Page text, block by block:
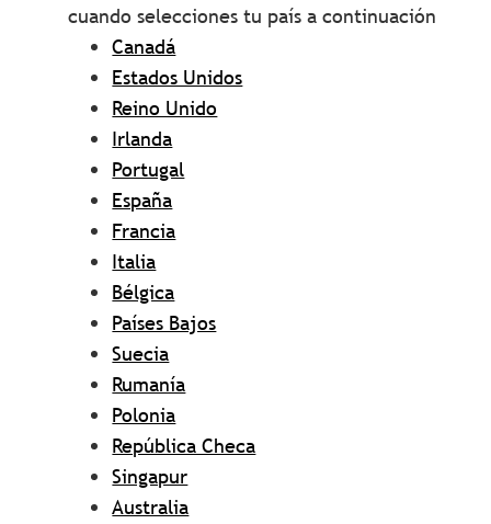
cuando selecciones tu país a continuación
Canadá
Estados Unidos
Reino Unido
Irlanda
Portugal
España
Francia
Italia
Bélgica
Países Bajos
Suecia
Rumanía
Polonia
República Checa
Singapur
Australia